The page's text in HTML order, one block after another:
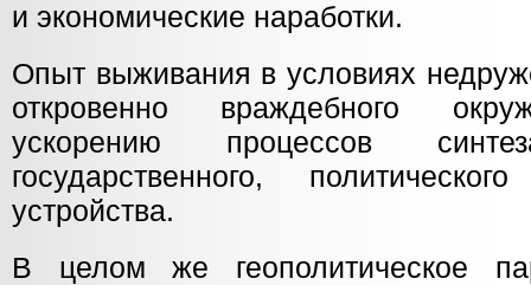
и экономические наработки.
Опыт выживания в условиях
откровенно враждебного
ускорению процессов
государственного,
устройства.
В целом же геополитическое